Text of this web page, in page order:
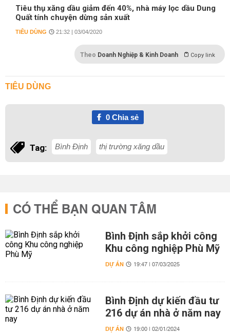
Tiêu thụ xăng dầu giảm đến 40%, nhà máy lọc dầu Dung
Quất tính chuyện dừng sản xuất
TIÊU DÙNG 21:32 | 03/04/2020
Theo Doanh Nghiệp & Kinh Doanh Copy link
TIÊU DÙNG
0Chia sẻ
Tag: Bình Định thị trường xăng dầu
CÓ THỂ BẠN QUAN TÂM
Bình Định sắp khởi công
Khu công nghiệp Phù Mỹ
DỰ ÁN 19:47 | 07/03/2025
Bình Định dự kiến đầu tư
216 dự án nhà ở năm nay
DỰ ÁN 19:00 | 02/01/2024